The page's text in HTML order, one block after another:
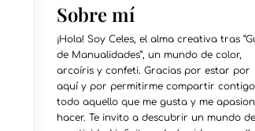
Sobre mí
¡Hola! Soy Celes, el alma creativa tras
de Manualidades”, un mundo de color,
arcoíris y confeti. Gracias por estar por
aquí y por permitirme compartir contigo
todo aquello que me gusta y me
hacer. Te invito a descubrir un mundo de